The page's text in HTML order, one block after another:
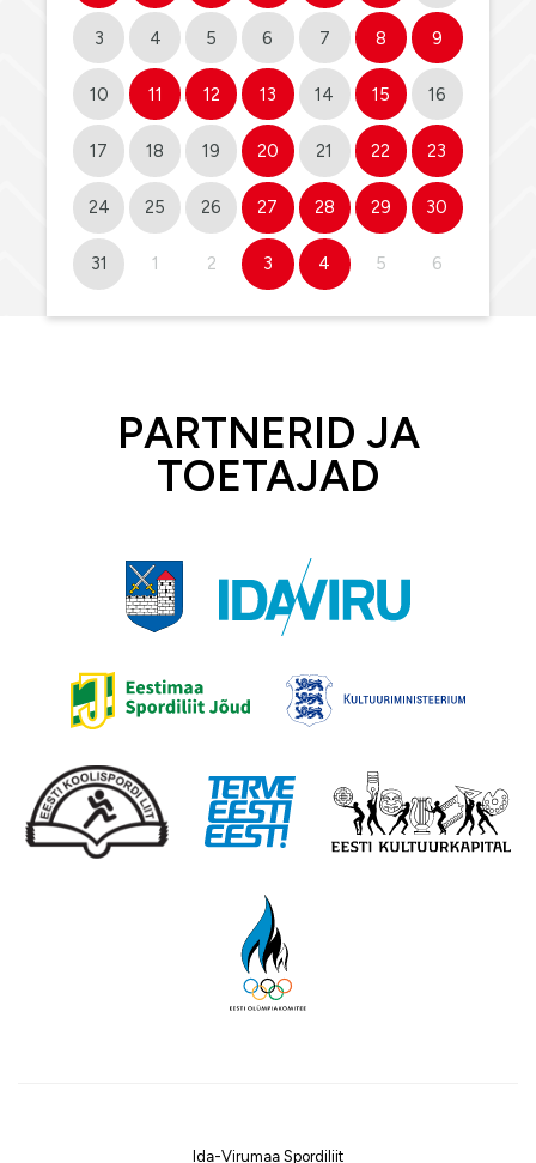
3 4 5 6 7 8 9
10 11 12 13 14 15 16
17 18 19 20 21 22 23
24 25 26 27 28 29 30
31 1 2 3 4 5 6
PARTNERID JA
TOETAJAD
Ida-Virumaa Spordiliit